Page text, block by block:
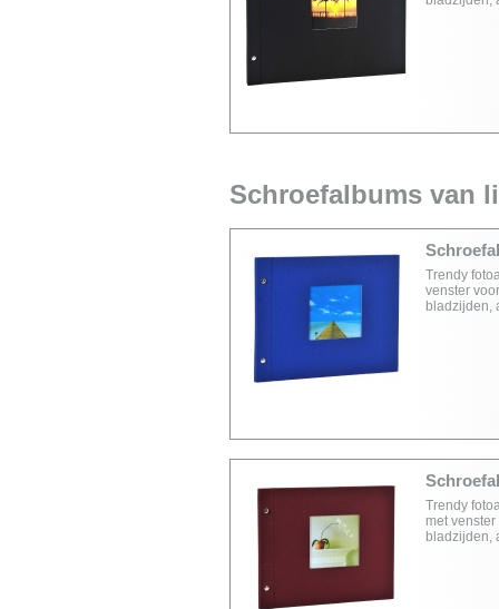
Schroefalbums van
Trendy
venster
bladzijden,
Trendy
met
bladzijden,